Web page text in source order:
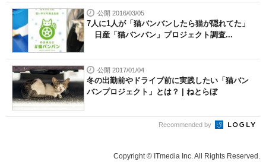
公開 2016/03/05
7人に1人が「猫バンバンしたら猫が隠れてた」
日産「猫バンバン」プロジェクト調査...
公開 2017/01/04
冬の出勤前やドライブ前に実践したい「猫バン
バンプロジェクト」とは？ | ねとらぼ
Recommended by
Copyright © ITmedia Inc. All Rights Reserved.